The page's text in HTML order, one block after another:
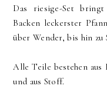
Das riesige-Set
Backen leckerster
über Wender, bis hin zu
Alle Teile bestehen aus
und aus Stoff.